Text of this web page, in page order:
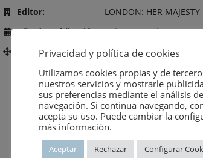
Editor:
LONDON: HER MAJESTY
Año de publicación: 6 de agosto de 1979
Número:
676
Privacidad y política de cookies
Utilizamos cookies propias y de
nuestros servicios y mostrarle
sus preferencias mediante el análisis
navegación. Si continua navegando,
acepta su uso. Puede cambiar la
más información.
Aceptar Rechazar Configurar